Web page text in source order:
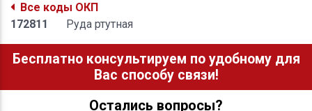
Все коды ОКП
172811
Руда ртутная
Бесплатно консультируем по удобному для
Вас способу связи!
Остались вопросы?